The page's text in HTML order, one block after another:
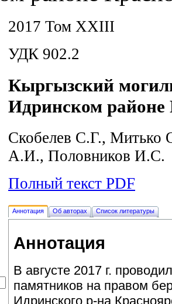
2017 Том XXIII
УДК 902.2
Кыргызский
Идринском районе
Скобелев С.Г.,
А.И., Половников И.C.
Полный текст PDF
Аннотация Об авторах Список литературы
Аннотация
В августе 2017 г.
памятников на правом
Идринского р-на